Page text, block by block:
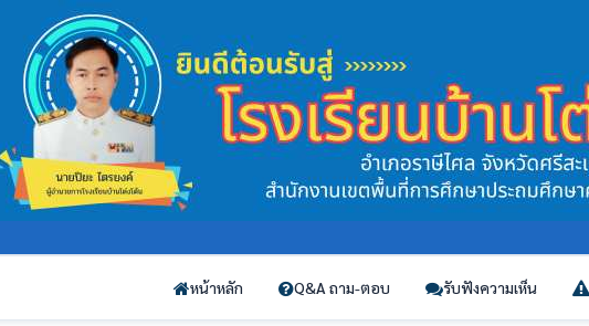
หน้าหลัก Q&A ถาม-ตอบ รับฟังความเห็น